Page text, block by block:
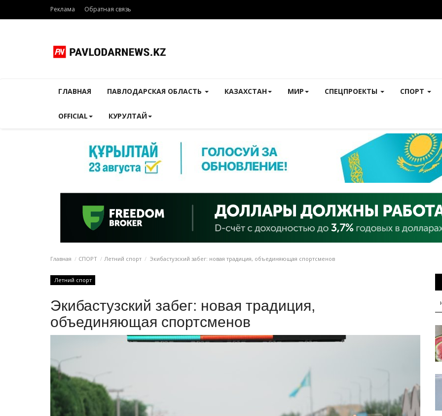
Реклама Обратная связь
ГЛАВНАЯ ПАВЛОДАРСКАЯ ОБЛАСТЬ КАЗАХСТАН МИР СПЕЦПРОЕКТЫ СПОРТ
OFFICIAL КУРУЛТАЙ
Главная СПОРТ Летний спорт Экибастузский забег: новая традиция, объединяющая спортсменов
Летний спорт
Экибастузский забег: новая традиция,
объединяющая спортсменов